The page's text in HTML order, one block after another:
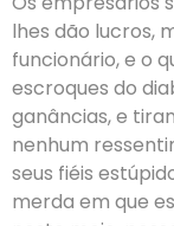
lhes dão lucros,
funcionário, e o
escroques do
ganâncias, e
nenhum
seus fiéis
merda em que